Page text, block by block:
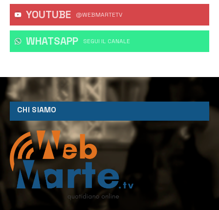
YOUTUBE @WEBMARTETV
WHATSAPP ‎SEGUI IL CANALE
CHI SIAMO